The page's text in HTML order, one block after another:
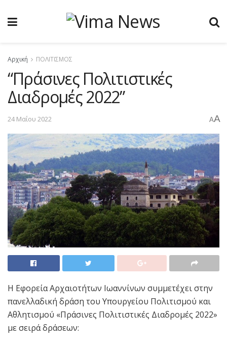
Αρχική ΠΟΛΙΤΙΣΜΟΣ
“Πράσινες Πολιτιστικές
Διαδρομές 2022”
24 Μαΐου 2022 AA
Η Εφορεία Αρχαιοτήτων Ιωαννίνων συμμετέχει στην
πανελλαδική δράση του Υπουργείου Πολιτισμού και
Αθλητισμού «Πράσινες Πολιτιστικές Διαδρομές 2022»
με σειρά δράσεων: